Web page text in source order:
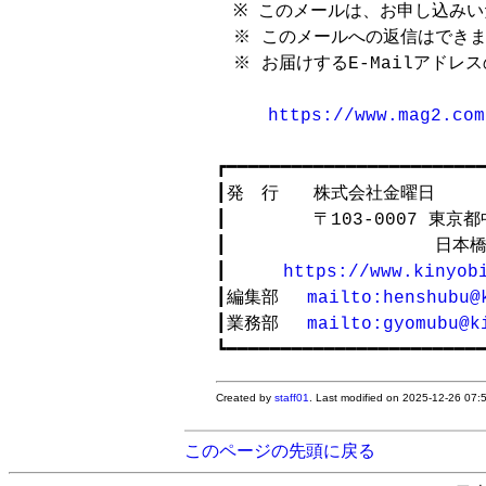
※ このメールは、お申し込みい
※ このメールへの返信はでき
※ お届けするE-Mailアドレス
https://
┃発　行　　株式会社金曜日 　
┃　　　　　〒103-0007 東京
┃　　　　　　　　　　　　日
https://
┃編集部
┃業務部
Created bystaff01 . Last modified on 2025-12-26
このページの先頭に戻る